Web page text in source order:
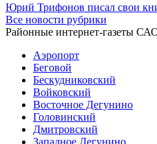
Юрий Трифонов писал свои
Все новости рубрики
Районные интернет-газеты
Аэропорт
Беговой
Бескудниковский
Войковский
Восточное Дегунино
Головинский
Дмитровский
Западное Дегунино